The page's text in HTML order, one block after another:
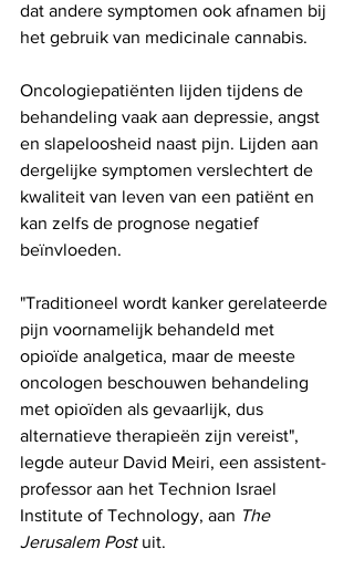
dat andere symptomen ook afnamen bij
het gebruik van medicinale cannabis.
Oncologiepatiënten lijden tijdens de
behandeling vaak aan depressie, angst
en slapeloosheid naast pijn. Lijden aan
dergelijke symptomen verslechtert de
kwaliteit van leven van een patiënt en
kan zelfs de prognose negatief
beïnvloeden.
"Traditioneel wordt kanker gerelateerde
pijn voornamelijk behandeld met
opioïde analgetica, maar de meeste
oncologen beschouwen behandeling
met opioïden als gevaarlijk, dus
alternatieve therapieën zijn vereist",
legde auteur David Meiri, een assistent-
professor aan het Technion Israel
Institute of Technology, aan The
Jerusalem Post uit.